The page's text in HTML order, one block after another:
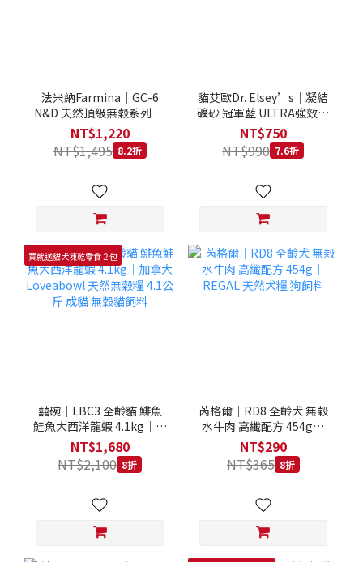
法米納Farmina｜GC-6
N&D 天然頂級無穀系列 室
內/結紮貓 雞肉石榴 1.5KG
NT$1,220
NT$1,495 8.2折
貓艾歐Dr. Elsey’s｜凝結
礦砂 冠軍藍 ULTRA強效除
臭 40LB｜Cat Litter 40磅
士
NT$750
NT$990 7.6折
買就送貓犬凍乾零食２包
囍碗｜LBC3 全齡貓 鯡魚
鮭魚大西洋龍蝦 4.1kg｜加
拿大 Loveabowl 天然無穀
糧 4.1公斤 成貓 無穀貓飼
料
NT$1,680
NT$2,100 8折
芮格爾｜RD8 全齡犬 無榖
水牛肉 高纖配方 454g｜
REGAL 天然犬糧 狗飼料
NT$290
NT$365 8折